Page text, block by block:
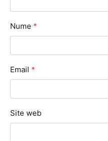
Nume *
Email *
Site web